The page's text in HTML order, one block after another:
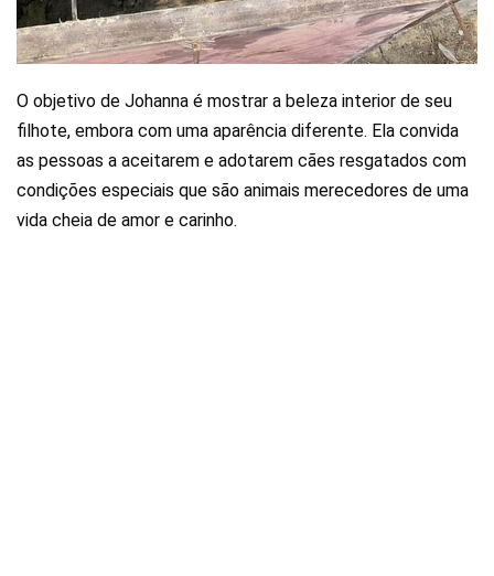
O objetivo de Johanna é mostrar a beleza interior de seu
filhote, embora com uma aparência diferente. Ela convida
as pessoas a aceitarem e adotarem cães resgatados com
condições especiais que são animais merecedores de uma
vida cheia de amor e carinho.